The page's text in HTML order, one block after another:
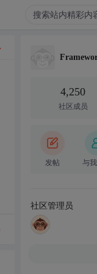
4,250
社区成员
发帖 与
社区管理员